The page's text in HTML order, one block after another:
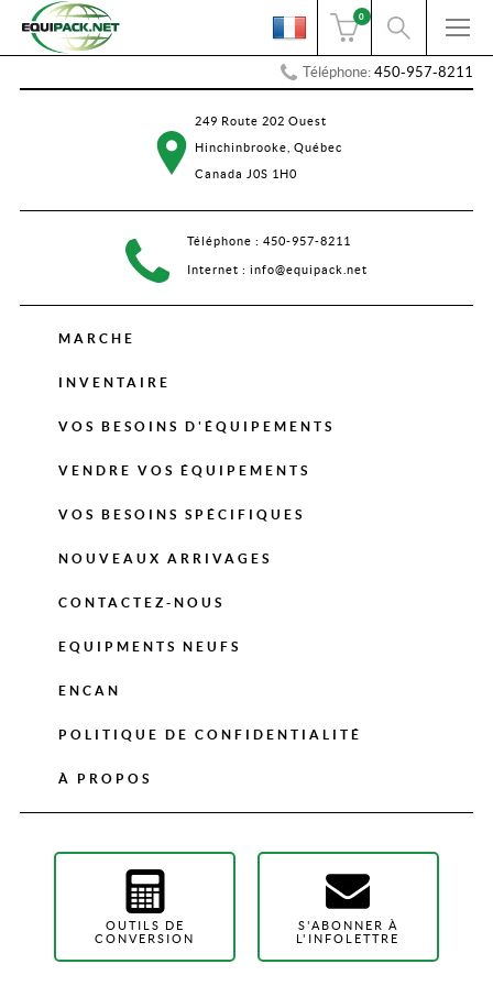
0
Téléphone:450-957-8211
249 Route 202 Ouest
Hinchinbrooke, Québec
Canada J0S 1H0
Téléphone : 450-957-8211
Internet : info@equipack.net
MARCHE
INVENTAIRE
VOS BESOINS D'ÉQUIPEMENTS
VENDRE VOS ÉQUIPEMENTS
VOS BESOINS SPÉCIFIQUES
NOUVEAUX ARRIVAGES
CONTACTEZ-NOUS
EQUIPMENTS NEUFS
ENCAN
POLITIQUE DE CONFIDENTIALITÉ
À PROPOS
OUTILS DE
CONVERSION
S'ABONNER À
L'INFOLETTRE